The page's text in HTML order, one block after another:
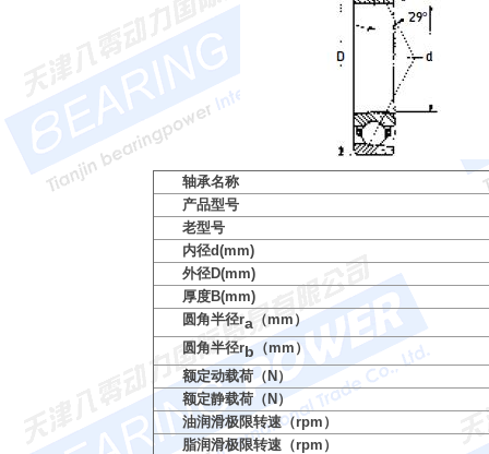
轴承名称
产品型号
老型号
内径d(mm)
外径D(mm)
厚度B(mm)
圆角半径ra （mm）
圆角半径rb（mm）
额定动载荷（N）
额定静载荷（N）
油润滑极限转速（rpm）
脂润滑极限转速（rpm）